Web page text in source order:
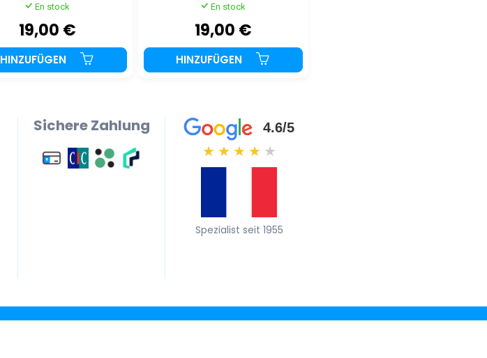
En stock
19,00 €
HINZUFÜGEN
En stock
19,00 €
HINZUFÜGEN
Sichere Zahlung
4.6/5
★ ★ ★ ★ ★
Spezialist seit 1955